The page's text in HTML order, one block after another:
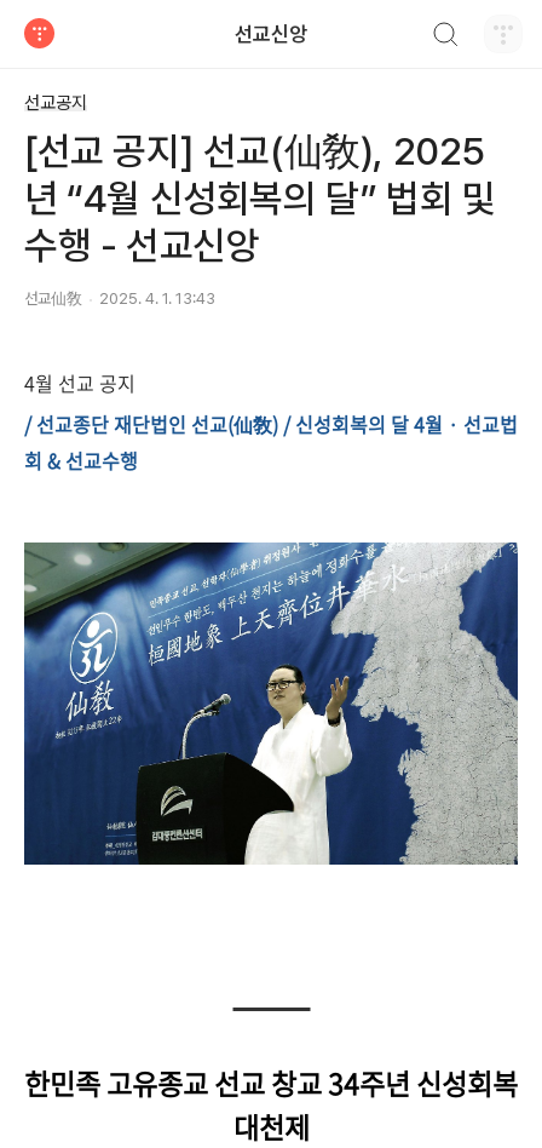
선교신앙
선교공지
[선교 공지] 선교(仙敎), 2025
년 “4월 신성회복의 달” 법회 및
수행 - 선교신앙
선교仙敎 2025. 4. 1. 13:43
4월 선교 공지
/ 선교종단 재단법인 선교(仙敎) / 신성회복의 달 4월 · 선교법
회 & 선교수행
한민족 고유종교 선교 창교 34주년 신성회복
대천제